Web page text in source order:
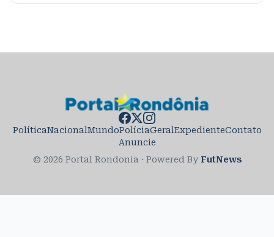
PolíticaNacionalMundoPolíciaGeralExpedienteContato
Anuncie
© 2026 Portal Rondonia · Powered By FutNews